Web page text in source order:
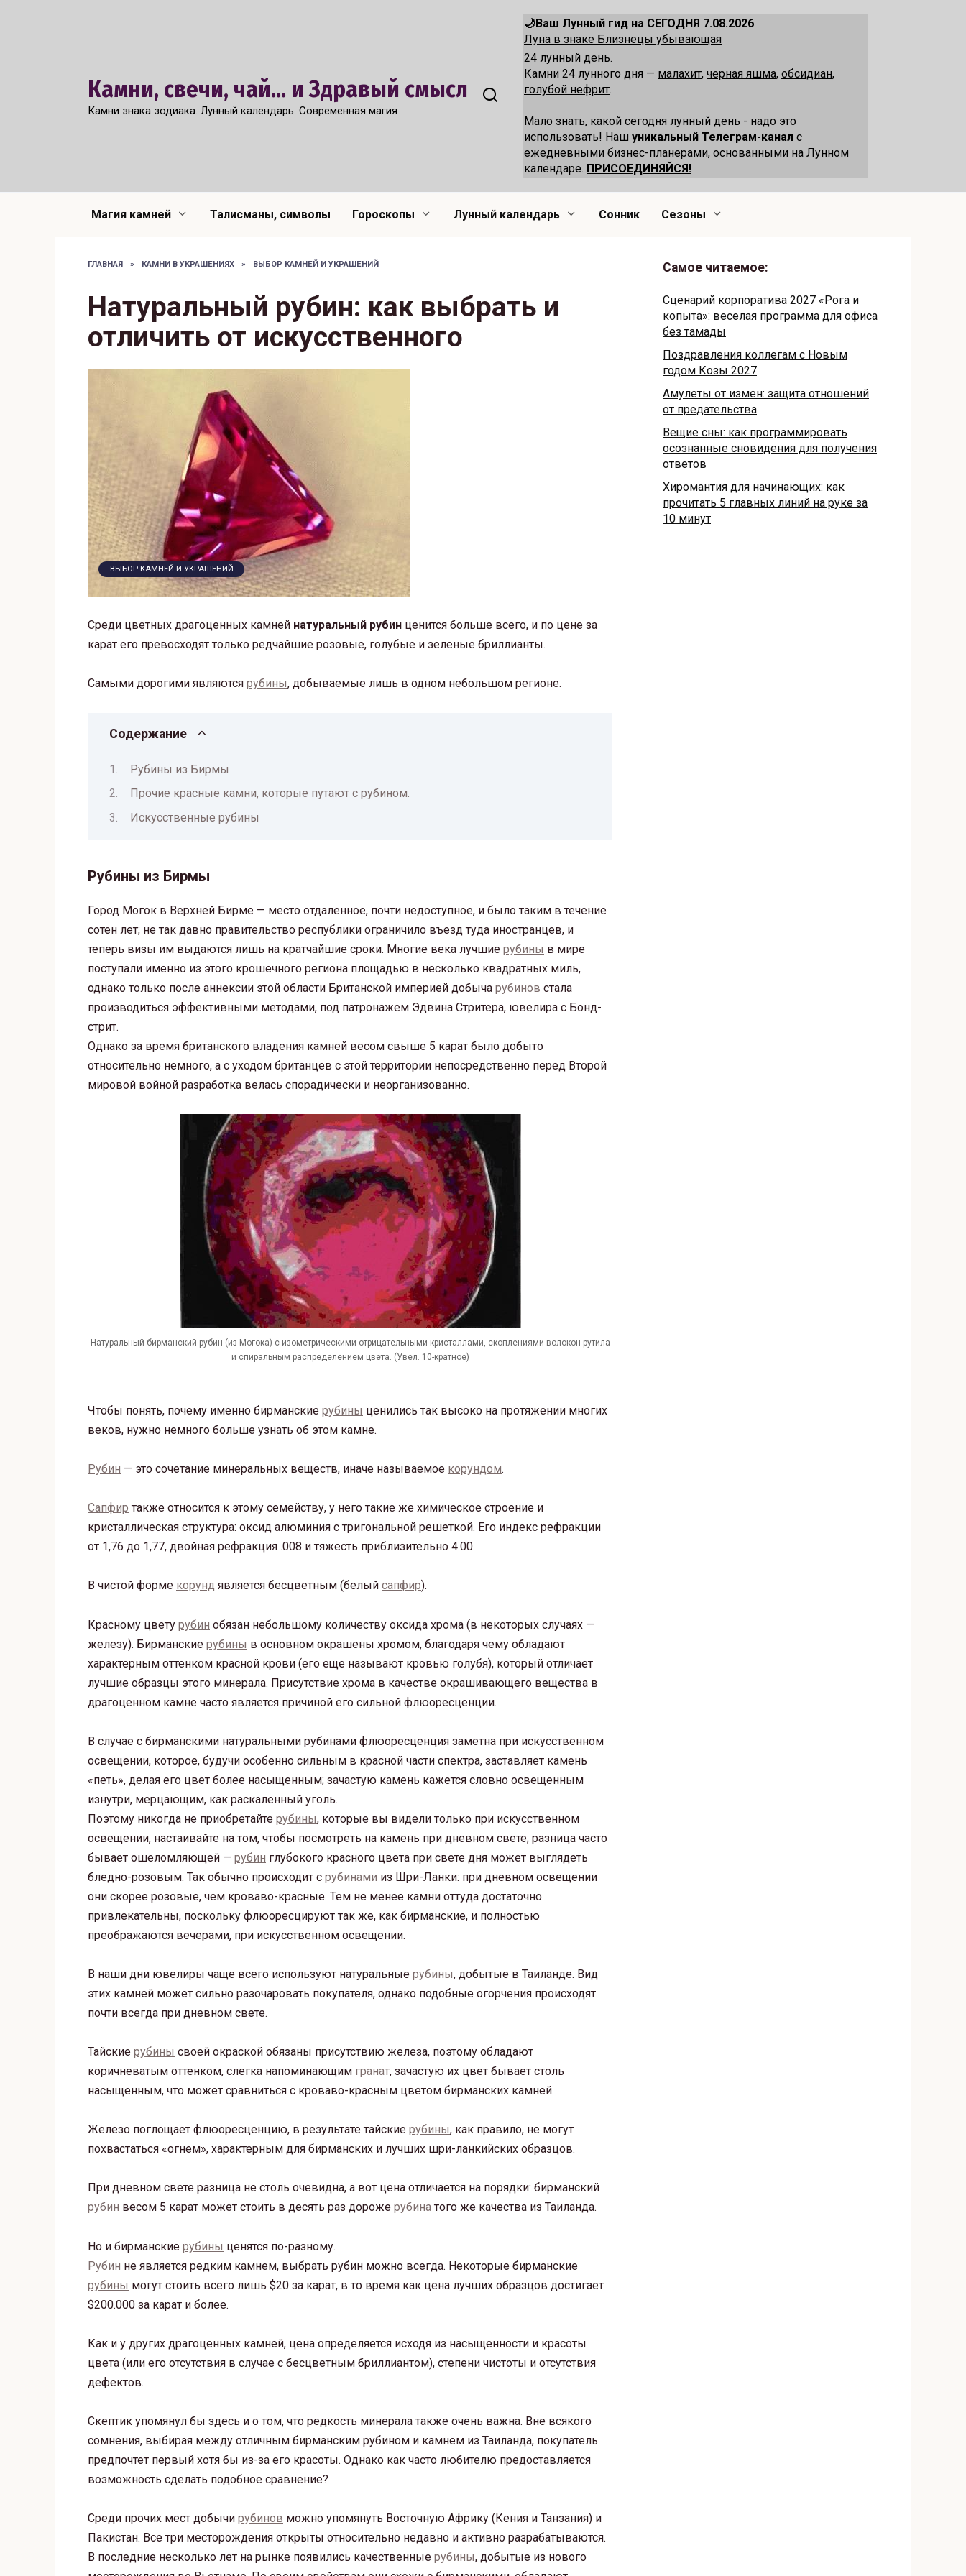
Камни, свечи, чай... и Здравый смысл
Камни знака зодиака. Лунный календарь. Современная магия
🌙Ваш Лунный гид на СЕГОДНЯ 7.08.2026
Луна в знаке Близнецы убывающая
24 лунный день.
Камни 24 лунного дня — малахит, черная яшма, обсидиан,
голубой нефрит.
Мало знать, какой сегодня лунный день - надо это
использовать! Наш уникальный Телеграм-канал с
ежедневными бизнес-планерами, основанными на Лунном
календаре. ПРИСОЕДИНЯЙСЯ!
Магия камней Талисманы, символы Гороскопы Лунный календарь Сонник Сезоны
ГЛАВНАЯ » КАМНИ В УКРАШЕНИЯХ » ВЫБОР КАМНЕЙ И УКРАШЕНИЙ
Натуральный рубин: как выбрать и
отличить от искусственного
ВЫБОР КАМНЕЙ И УКРАШЕНИЙ
Среди цветных драгоценных камней натуральный рубин ценится больше всего, и по цене за
карат его превосходят только редчайшие розовые, голубые и зеленые бриллианты.
Самыми дорогими являются рубины, добываемые лишь в одном небольшом регионе.
Содержание
Рубины из Бирмы
Прочие красные камни, которые путают с рубином.
Искусственные рубины
Рубины из Бирмы
Город Могок в Верхней Бирме — место отдаленное, почти недоступное, и было таким в течение
сотен лет; не так давно правительство республики ограничило въезд туда иностранцев, и
теперь визы им выдаются лишь на кратчайшие сроки. Многие века лучшие рубины в мире
поступали именно из этого крошечного региона площадью в несколько квадратных миль,
однако только после аннексии этой области Британской империей добыча рубинов стала
производиться эффективными методами, под патронажем Эдвина Стритера, ювелира с Бонд-
стрит.
Однако за время британского владения камней весом свыше 5 карат было добыто
относительно немного, а с уходом британцев с этой территории непосредственно перед Второй
мировой войной разработка велась спорадически и неорганизованно.
Натуральный бирманский рубин (из Могока) с изометрическими отрицательными кристаллами, скоплениями волокон рутила
и спиральным распределением цвета. (Увел. 10-кратное)
Чтобы понять, почему именно бирманские рубины ценились так высоко на протяжении многих
веков, нужно немного больше узнать об этом камне.
Рубин — это сочетание минеральных веществ, иначе называемое корундом.
Сапфир также относится к этому семейству, у него такие же химическое строение и
кристаллическая структура: оксид алюминия с тригональной решеткой. Его индекс рефракции
от 1,76 до 1,77, двойная рефракция .008 и тяжесть приблизительно 4.00.
В чистой форме корунд является бесцветным (белый сапфир).
Красному цвету рубин обязан небольшому количеству оксида хрома (в некоторых случаях —
железу). Бирманские рубины в основном окрашены хромом, благодаря чему обладают
характерным оттенком красной крови (его еще называют кровью голубя), который отличает
лучшие образцы этого минерала. Присутствие хрома в качестве окрашивающего вещества в
драгоценном камне часто является причиной его сильной флюоресценции.
В случае с бирманскими натуральными рубинами флюоресценция заметна при искусственном
освещении, которое, будучи особенно сильным в красной части спектра, заставляет камень
«петь», делая его цвет более насыщенным; зачастую камень кажется словно освещенным
изнутри, мерцающим, как раскаленный уголь.
Поэтому никогда не приобретайте рубины, которые вы видели только при искусственном
освещении, настаивайте на том, чтобы посмотреть на камень при дневном свете; разница часто
бывает ошеломляющей — рубин глубокого красного цвета при свете дня может выглядеть
бледно-розовым. Так обычно происходит с рубинами из Шри-Ланки: при дневном освещении
они скорее розовые, чем кроваво-красные. Тем не менее камни оттуда достаточно
привлекательны, поскольку флюоресцируют так же, как бирманские, и полностью
преображаются вечерами, при искусственном освещении.
В наши дни ювелиры чаще всего используют натуральные рубины, добытые в Таиланде. Вид
этих камней может сильно разочаровать покупателя, однако подобные огорчения происходят
почти всегда при дневном свете.
Тайские рубины своей окраской обязаны присутствию железа, поэтому обладают
коричневатым оттенком, слегка напоминающим гранат, зачастую их цвет бывает столь
насыщенным, что может сравниться с кроваво-красным цветом бирманских камней.
Железо поглощает флюоресценцию, в результате тайские рубины, как правило, не могут
похвастаться «огнем», характерным для бирманских и лучших шри-ланкийских образцов.
При дневном свете разница не столь очевидна, а вот цена отличается на порядки: бирманский
рубин весом 5 карат может стоить в десять раз дороже рубина того же качества из Таиланда.
Но и бирманские рубины ценятся по-разному.
Рубин не является редким камнем, выбрать рубин можно всегда. Некоторые бирманские
рубины могут стоить всего лишь $20 за карат, в то время как цена лучших образцов достигает
$200.000 за карат и более.
Как и у других драгоценных камней, цена определяется исходя из насыщенности и красоты
цвета (или его отсутствия в случае с бесцветным бриллиантом), степени чистоты и отсутствия
дефектов.
Скептик упомянул бы здесь и о том, что редкость минерала также очень важна. Вне всякого
сомнения, выбирая между отличным бирманским рубином и камнем из Таиланда, покупатель
предпочтет первый хотя бы из-за его красоты. Однако как часто любителю предоставляется
возможность сделать подобное сравнение?
Среди прочих мест добычи рубинов можно упомянуть Восточную Африку (Кения и Танзания) и
Пакистан. Все три месторождения открыты относительно недавно и активно разрабатываются.
В последние несколько лет на рынке появились качественные рубины, добытые из нового
Самое читаемое:
Сценарий корпоратива 2027 «Рога и
копыта»: веселая программа для офиса
без тамады
Поздравления коллегам с Новым
годом Козы 2027
Амулеты от измен: защита отношений
от предательства
Вещие сны: как программировать
осознанные сновидения для получения
ответов
Хиромантия для начинающих: как
прочитать 5 главных линий на руке за
10 минут